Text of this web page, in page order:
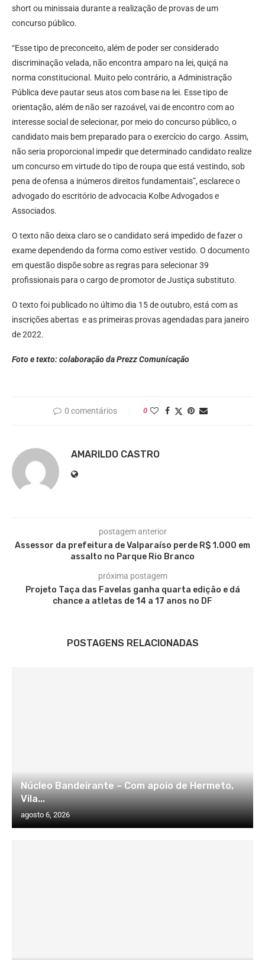
short ou minissaia durante a realização de provas de um
concurso público.
“Esse tipo de preconceito, além de poder ser considerado
discriminação velada, não encontra amparo na lei, quiçá na
norma constitucional. Muito pelo contrário, a Administração
Pública deve pautar seus atos com base na lei. Esse tipo de
orientação, além de não ser razoável, vai de encontro com ao
interesse social de selecionar, por meio do concurso público, o
candidato mais bem preparado para o exercício do cargo. Assim,
não seria proporcional impedir que determinado candidato realize
um concurso em virtude do tipo de roupa que está vestindo, sob
pena de ofensa a inúmeros direitos fundamentais”, esclarece o
advogado do escritório de advocacia Kolbe Advogados e
Associados.
O texto não deixa claro se o candidato será impedido de fazer o
exame dependendo da forma como estiver vestido. O documento
em questão dispõe sobre as regras para selecionar 39
profissionais para o cargo de promotor de Justiça substituto.
O texto foi publicado no último dia 15 de outubro, está com as
inscrições abertas e as primeiras provas agendadas para janeiro
de 2022.
Foto e texto: colaboração da Prezz Comunicação
0 comentários 0
AMARILDO CASTRO
postagem anterior
Assessor da prefeitura de Valparaíso perde R$ 1.000 em
assalto no Parque Rio Branco
próxima postagem
Projeto Taça das Favelas ganha quarta edição e dá
chance a atletas de 14 a 17 anos no DF
POSTAGENS RELACIONADAS
Núcleo Bandeirante – Com apoio de Hermeto,
Vila...
agosto 6, 2026